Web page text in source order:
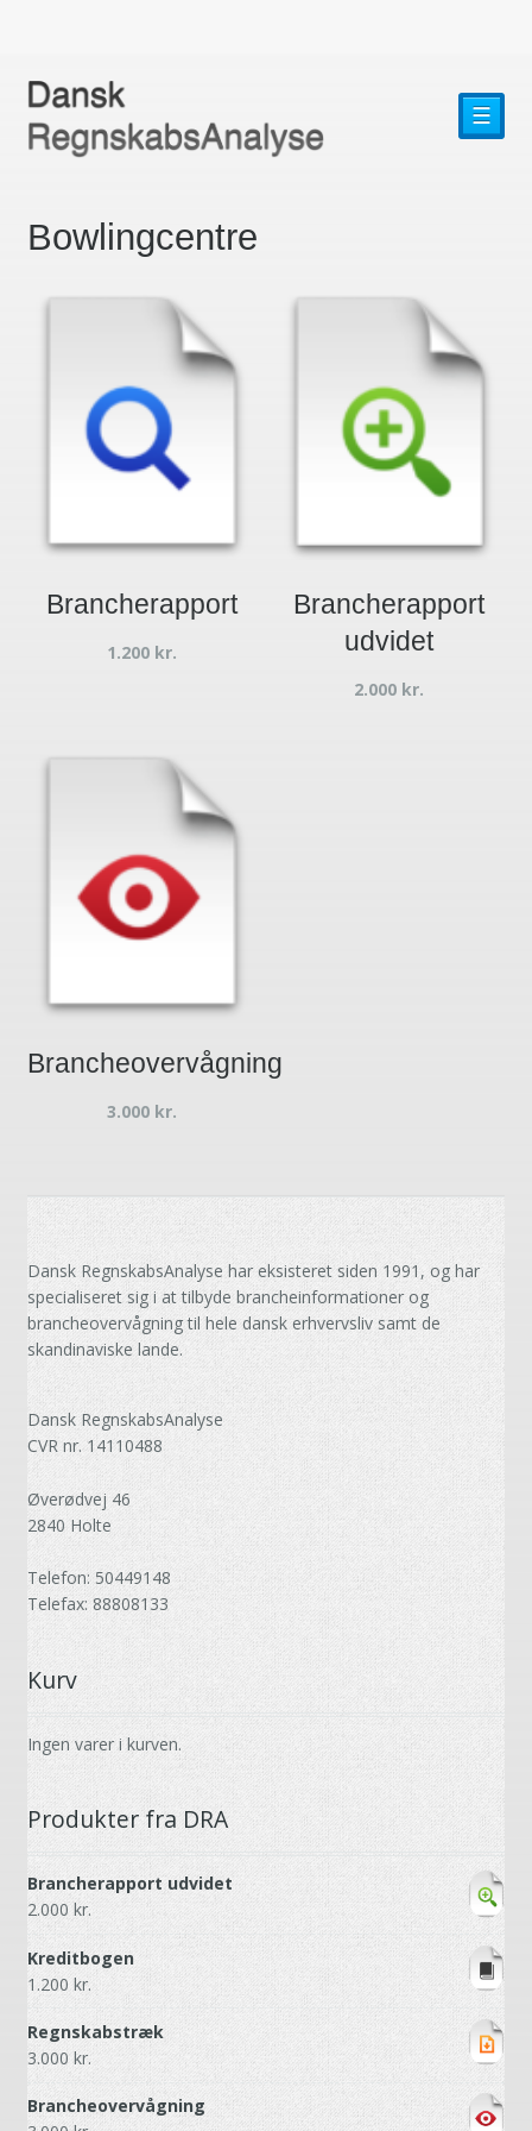
☰
Bowlingcentre
Brancherapport
1.200 kr.
Brancherapport
udvidet
2.000 kr.
Brancheovervågning
3.000 kr.
Dansk RegnskabsAnalyse har eksisteret siden 1991, og har
specialiseret sig i at tilbyde brancheinformationer og
brancheovervågning til hele dansk erhvervsliv samt de
skandinaviske lande.
Dansk RegnskabsAnalyse
CVR nr. 14110488
Øverødvej 46
2840 Holte
Telefon: 50449148
Telefax: 88808133
Kurv
Ingen varer i kurven.
Produkter fra DRA
Brancherapport udvidet
2.000 kr.
Kreditbogen
1.200 kr.
Regnskabstræk
3.000 kr.
Brancheovervågning